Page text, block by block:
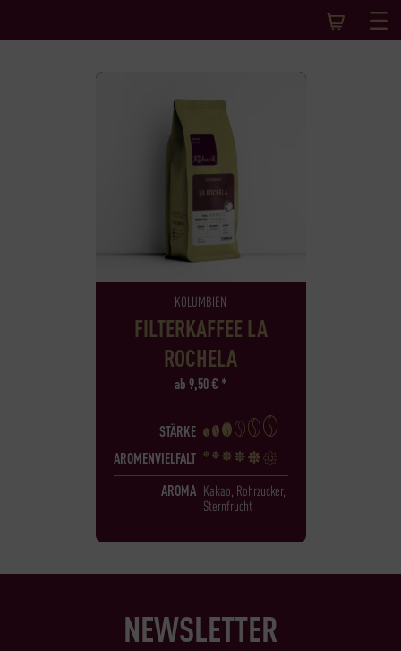
KOLUMBIEN
FILTERKAFFEE LA
ROCHELA
ab9,50€ *
STÄRKE
AROMENVIELFALT
AROMA Kakao, Rohrzucker,
Sternfrucht
NEWSLETTER